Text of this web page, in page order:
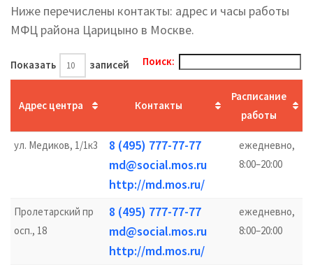
Ниже перечислены контакты: адрес и часы работы
МФЦ района Царицыно в Москве.
Показать записей Поиск:
Адрес центра Контакты
Расписание
работы
ул. Медиков, 1/1к3
8 (495) 777-77-77
md@social.mos.ru
http://md.mos.ru/
ежедневно,
8:00–20:00
Пролетарский пр
осп., 18
8 (495) 777-77-77
md@social.mos.ru
http://md.mos.ru/
ежедневно,
8:00–20:00